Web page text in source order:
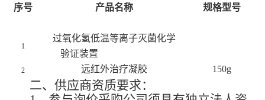
序号 产品名称 规格型号
1
过氧化氢低温等离子灭菌化学
验证装置
2 远红外治疗凝胶 150g
二、供应商资质要求：